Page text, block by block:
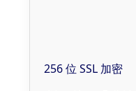
256 位 SSL 加密